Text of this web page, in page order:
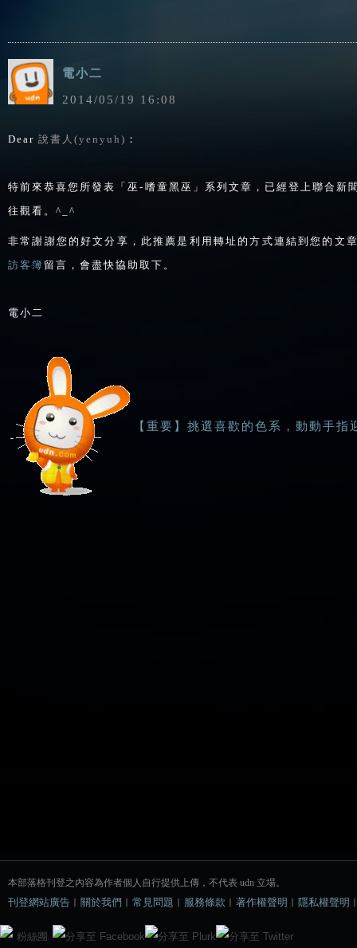
電小二
2014/05/19 16 :08
Dear 說書人(yenyuh) ：
特前來恭喜您所發表「巫-嗜童黑巫」系列文章，已經登上聯合新
往觀看。^_^
非常謝謝您的好文分享，此推薦是利用轉址的方式連結到您的文
訪客簿 留言，會盡快協助取下。
電小二
【重要】挑選喜歡的色系，動動手指
本部落格刊登之內容為作者個人自行提供上傳，不代表 udn 立場。
刊登網站廣告 ︱ 關於我們 ︱ 常見問題 ︱ 服務條款 ︱ 著作權聲明 ︱ 隱私權聲明
粉絲團